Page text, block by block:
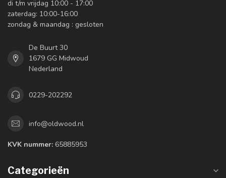
di t/m vrijdag 10:00 - 17:00
zaterdag: 10:00-16:00
zondag & maandag : gesloten
De Buurt 30
1679 GG Midwoud
Nederland
0229-202292
info@oldwood.nl
KVK nummer: 65885953
Categorieën